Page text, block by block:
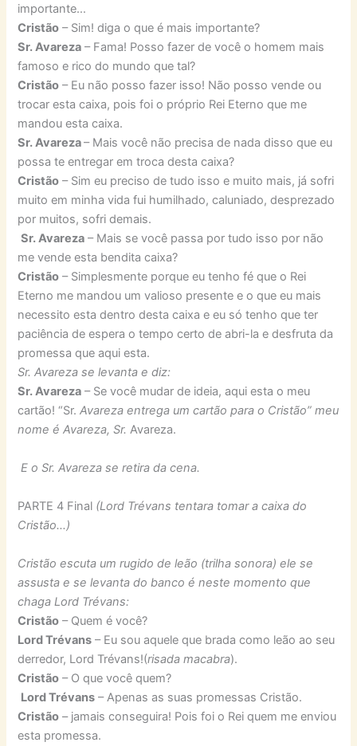
importante…
Cristão – Sim! diga o que é mais importante?
Sr. Avareza – Fama! Posso fazer de você o homem mais
famoso e rico do mundo que tal?
Cristão – Eu não posso fazer isso! Não posso vende ou
trocar esta caixa, pois foi o próprio Rei Eterno que me
mandou esta caixa.
Sr. Avareza– Mais você não precisa de nada disso que eu
possa te entregar em troca desta caixa?
Cristão – Sim eu preciso de tudo isso e muito mais, já sofri
muito em minha vida fui humilhado, caluniado, desprezado
por muitos, sofri demais.
Sr. Avareza – Mais se você passa por tudo isso por não
me vende esta bendita caixa?
Cristão – Simplesmente porque eu tenho fé que o Rei
Eterno me mandou um valioso presente e o que eu mais
necessito esta dentro desta caixa e eu só tenho que ter
paciência de espera o tempo certo de abri-la e desfruta da
promessa que aqui esta.
Sr. Avareza se levanta e diz:
Sr. Avareza – Se você mudar de ideia, aqui esta o meu
cartão! “Sr.Avareza entrega um cartão para o Cristão” meu
nome é Avareza, Sr. Avareza.
E o Sr. Avareza se retira da cena.
PARTE 4 Final (Lord Trévans tentara tomar a caixa do
Cristão…)
Cristão escuta um rugido de leão (trilha sonora) ele se
assusta e se levanta do banco é neste momento que
chaga Lord Trévans:
Cristão – Quem é você?
Lord Trévans – Eu sou aquele que brada como leão ao seu
derredor, Lord Trévans!(risada macabra).
Cristão – O que você quem?
Lord Trévans – Apenas as suas promessas Cristão.
Cristão – jamais conseguira! Pois foi o Rei quem me enviou
esta promessa.